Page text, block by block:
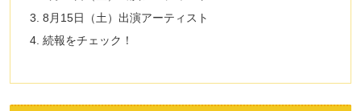
8月15日（土）出演アーティスト
続報をチェック！